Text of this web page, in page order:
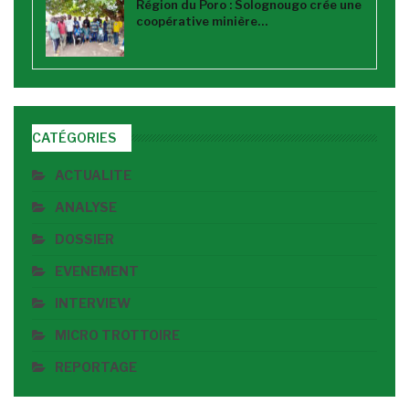
Région du Poro : Solognougo crée une
coopérative minière…
CATÉGORIES
ACTUALITE
ANALYSE
DOSSIER
EVENEMENT
INTERVIEW
MICRO TROTTOIRE
REPORTAGE